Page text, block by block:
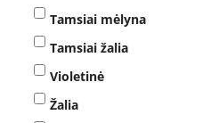
Tamsiai mėlyna
Tamsiai žalia
Violetinė
Žalia